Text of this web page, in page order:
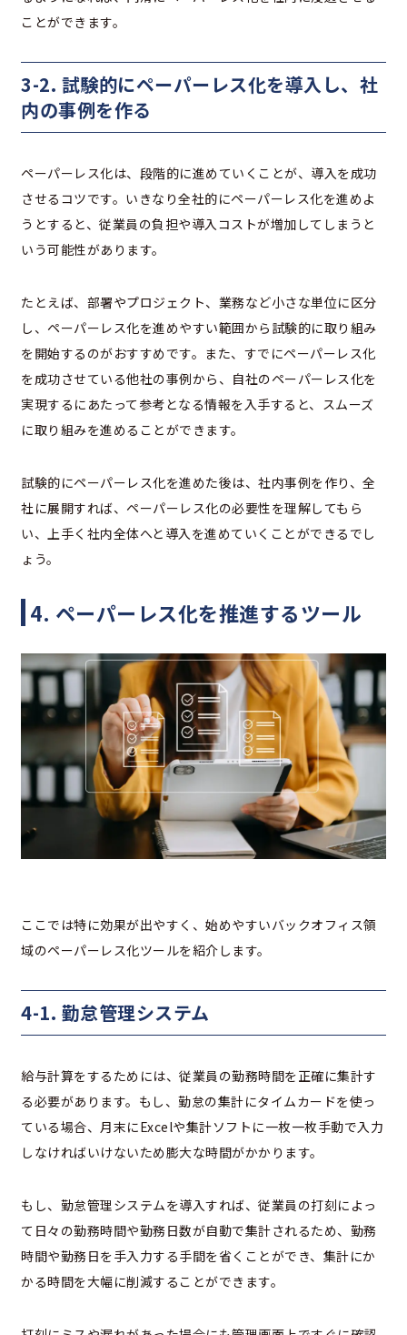
ことができます。
3-2. 試験的にペーパーレス化を導入し、社
内の事例を作る
ペーパーレス化は、段階的に進めていくことが、導入を成功
させるコツです。いきなり全社的にペーパーレス化を進めよ
うとすると、従業員の負担や導入コストが増加してしまうと
いう可能性があります。
たとえば、部署やプロジェクト、業務など小さな単位に区分
し、ペーパーレス化を進めやすい範囲から試験的に取り組み
を開始するのがおすすめです。また、すでにペーパーレス化
を成功させている他社の事例から、自社のペーパーレス化を
実現するにあたって参考となる情報を入手すると、スムーズ
に取り組みを進めることができます。
試験的にペーパーレス化を進めた後は、社内事例を作り、全
社に展開すれば、ペーパーレス化の必要性を理解してもら
い、上手く社内全体へと導入を進めていくことができるでし
ょう。
4. ペーパーレス化を推進するツール
ここでは特に効果が出やすく、始めやすいバックオフィス領
域のペーパーレス化ツールを紹介します。
4-1. 勤怠管理システム
給与計算をするためには、従業員の勤務時間を正確に集計す
る必要があります。もし、勤怠の集計にタイムカードを使っ
ている場合、月末にExcelや集計ソフトに一枚一枚手動で入力
しなければいけないため膨大な時間がかかります。
もし、勤怠管理システムを導入すれば、従業員の打刻によっ
て日々の勤務時間や勤務日数が自動で集計されるため、勤務
時間や勤務日を手入力する手間を省くことができ、集計にか
かる時間を大幅に削減することができます。